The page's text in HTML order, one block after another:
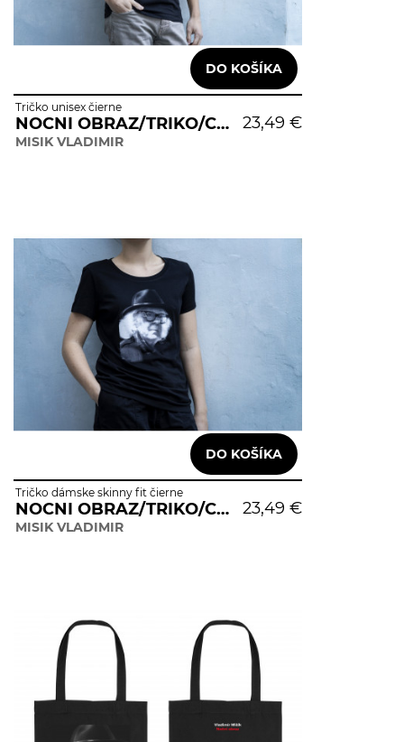
23,49 €
Tričko unisex čierne
NOCNI OBRAZ/TRIKO/CERNE/UNISEX
MISIK VLADIMIR
23,49 €
Tričko dámske skinny fit čierne
NOCNI OBRAZ/TRIKO/CERNE/DAMSKE
MISIK VLADIMIR